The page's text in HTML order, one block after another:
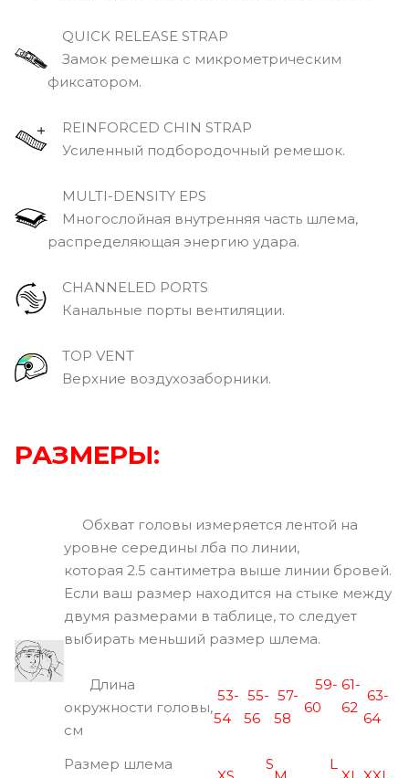
QUICK RELEASE STRAP
Замок ремешка с микрометрическим
фиксатором.
REINFORCED CHIN STRAP
Усиленный подбородочный ремешок.
MULTI-DENSITY EPS
Многослойная внутренняя часть шлема,
распределяющая энергию удара.
CHANNELED PORTS
Канальные порты вентиляции.
TOP VENT
Верхние воздухозаборники.
РАЗМЕРЫ:
Обхват головы измеряется лентой на
уровне середины лба по линии,
которая 2.5 сантиметра выше линии бровей.
Если ваш размер находится на стыке между
двумя размерами в таблице, то следует
выбирать меньший размер шлема.
Длина
окружности головы,
см
53-
54
55-
56
57-
58
59-
60
61-
62
63-
64
Размер шлема S L